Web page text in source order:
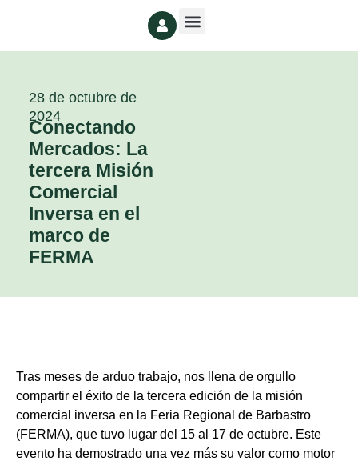
28 de octubre de
2024
Conectando
Mercados: La
tercera Misión
Comercial
Inversa en el
marco de
FERMA
Tras meses de arduo trabajo, nos llena de orgullo
compartir el éxito de la tercera edición de la misión
comercial inversa en la Feria Regional de Barbastro
(FERMA), que tuvo lugar del 15 al 17 de octubre. Este
evento ha demostrado una vez más su valor como motor